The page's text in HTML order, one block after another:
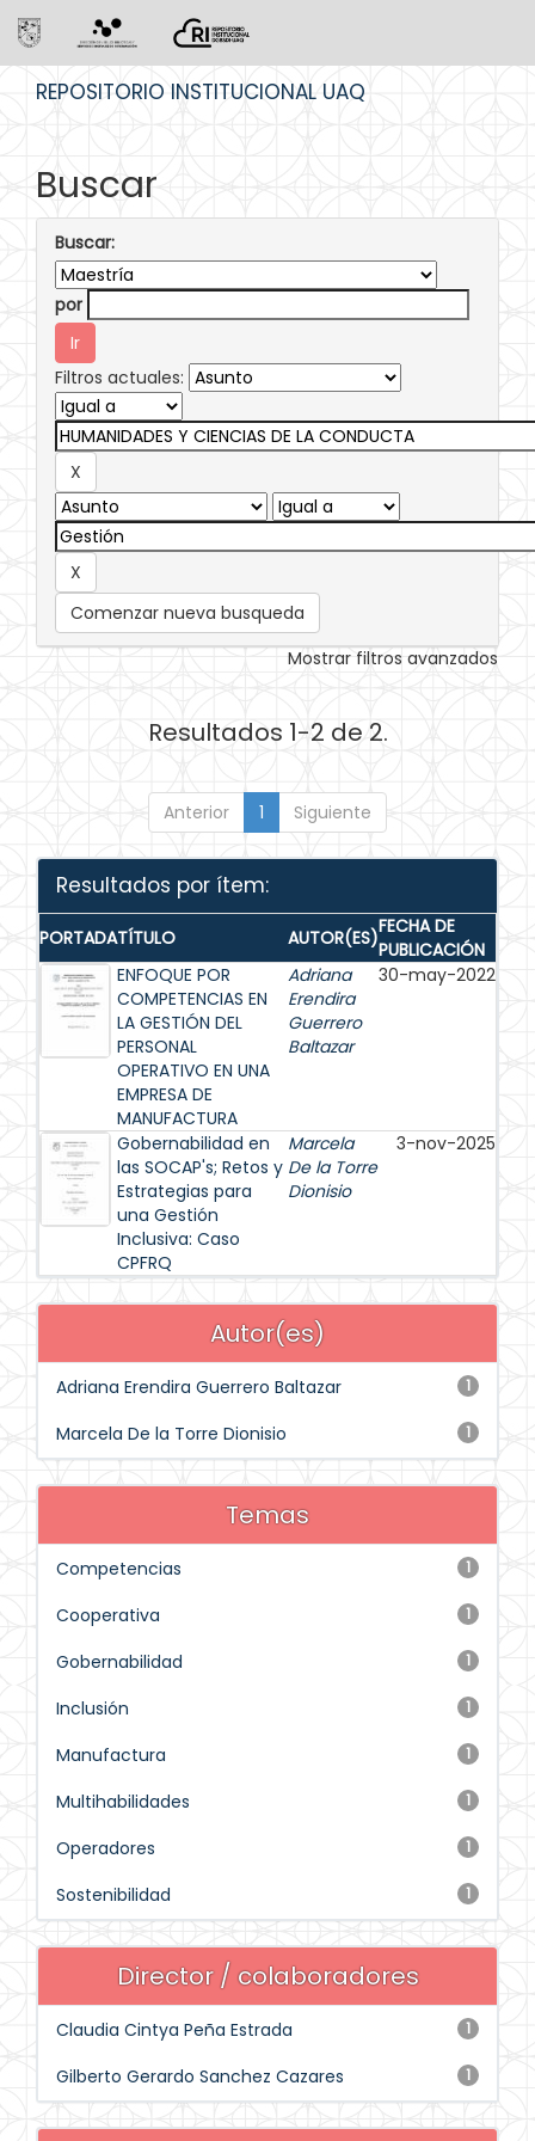
REPOSITORIO INSTITUCIONAL UAQ
Buscar
Buscar:
por
Filtros actuales:
Comenzar nueva busqueda
Mostrar filtros avanzados
Resultados 1-2 de 2.
Anterior 1 Siguiente
Resultados por ítem:
PORTADATÍTULO AUTOR(ES)FECHA DE
PUBLICACIÓN
ENFOQUE POR
COMPETENCIAS EN
LA GESTIÓN DEL
PERSONAL
OPERATIVO EN UNA
EMPRESA DE
MANUFACTURA
Adriana
Erendira
Guerrero
Baltazar
30-may-2022
Gobernabilidad en
las SOCAP's; Retos y
Estrategias para
una Gestión
Inclusiva: Caso
CPFRQ
Marcela
De la Torre
Dionisio
3-nov-2025
Autor(es)
1
Adriana Erendira Guerrero Baltazar
1
Marcela De la Torre Dionisio
Temas
1
Competencias
1
Cooperativa
1
Gobernabilidad
1
Inclusión
1
Manufactura
1
Multihabilidades
1
Operadores
1
Sostenibilidad
Director / colaboradores
1
Claudia Cintya Peña Estrada
1
Gilberto Gerardo Sanchez Cazares